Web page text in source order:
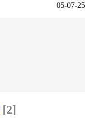
05-07-25
[2]